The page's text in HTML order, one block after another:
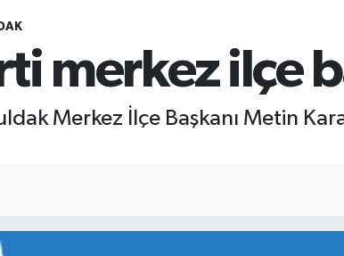
merkez ilçe
Merkez İlçe Başkanı Metin